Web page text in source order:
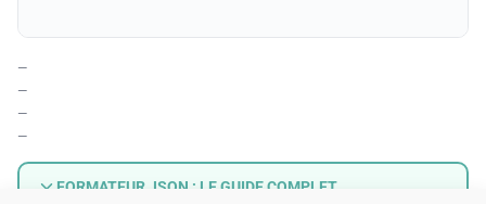
—
—
—
—
FORMATEUR JSON : LE GUIDE COMPLET